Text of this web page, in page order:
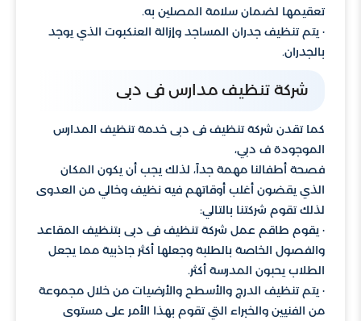
تعقيمها لضمان سلامة المصلين به.
· يتم تنظيف جدران المساجد وإزالة العنكبوت الذي يوجد
بالجدران.
شركة تنظيف مدارس فى دبى
كما تقدن شركة تنظيف فى دبى خدمة تنظيف المدارس
الموجودة ف دبي،
فصحة أطفالنا مهمة جداً، لذلك يجب أن يكون المكان
الذي يقضون أغلب أوقاتهم فيه نظيف وخالي من العدوى
لذلك تقوم شركتنا بالتالي:
· يقوم طاقم عمل شركة تنظيف فى دبى بتنظيف المقاعد
والفصول الخاصة بالطلبة وجعلها أكثر جاذبية مما يجعل
الطلاب يحبون المدرسة أكثر.
· يتم تنظيف الدرج والأسطح والأرضيات من خلال مجموعة
من الفنيين والخبراء التي تقوم بهذا الأمر على مستوى